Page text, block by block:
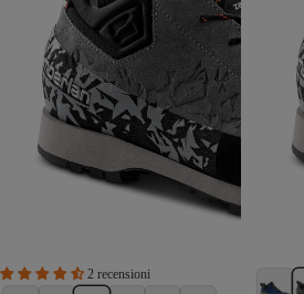
2 recensioni